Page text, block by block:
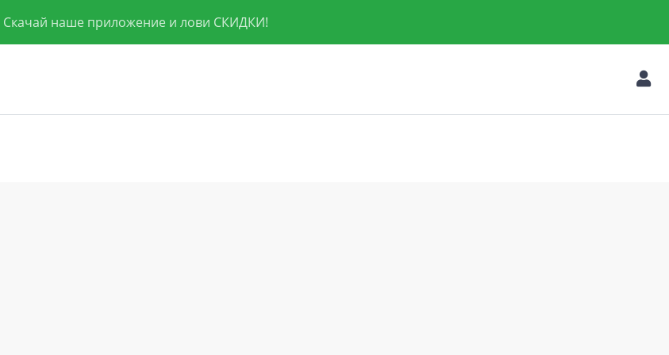
Скачай наше приложение и лови СКИДКИ!